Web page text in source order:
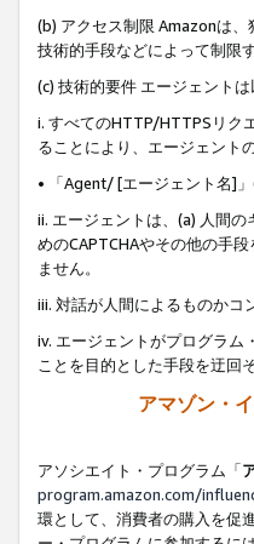
(b) アクセス制限 Amazonは
技術的手段などによって制限
(c) 技術的要件 エージェント
i. すべてのHTTP/HTTPSリク
ることにより、エージェント
• 「Agent/ [エージェント名]
ii. エージェントは、(a) 人間
めのCAPTCHAやその他の手
ません。
iii. 対話が人間によるものかコ
iv. エージェントがプログラム
ことを目的とした手段を迂回
アマゾン・
アソシエイト・プログラム「
program.amazon.com/
環として、消費者の購入を促